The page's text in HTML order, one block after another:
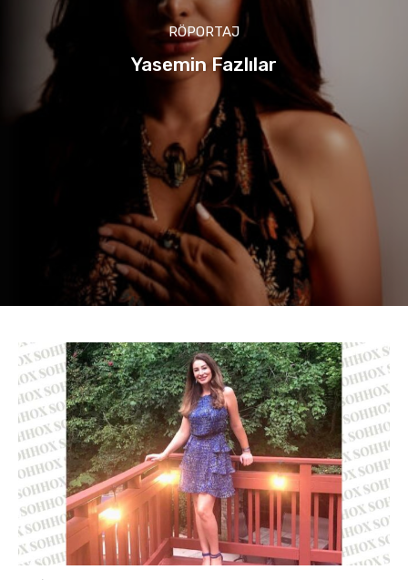
RÖPORTAJ
Yasemin Fazlılar